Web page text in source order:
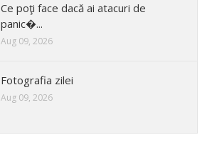
Ce poţi face dacă ai atacuri de
panic�...
Aug 09, 2026
Fotografia zilei
Aug 09, 2026